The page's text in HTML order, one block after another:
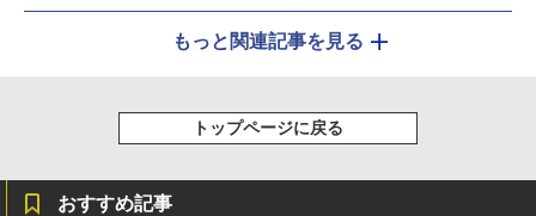
もっと関連記事を見る
トップページに戻る
おすすめ記事